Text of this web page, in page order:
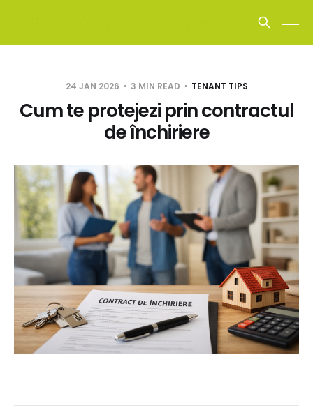
24 JAN 2026 3 MIN READ TENANT TIPS
Cum te protejezi prin contractul
de închiriere